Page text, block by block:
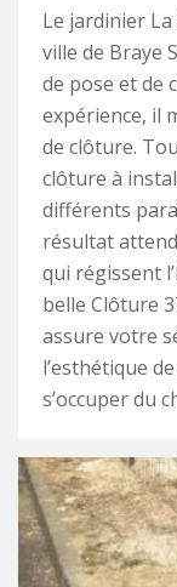
Le jardinier
ville de Braye
de pose et de
expérience, il
de clôture.
clôture à
différents
résultat
qui régissent
belle Clôture
assure votre
l’esthétique
s’occuper du